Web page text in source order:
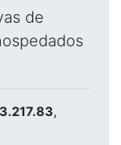
de
,